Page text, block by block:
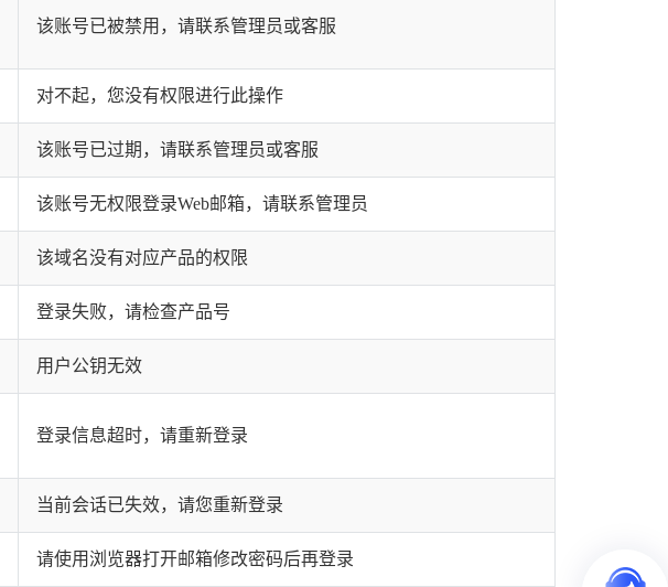
该账号已被禁用，请联系管理员或客服
对不起，您没有权限进行此操作
该账号已过期，请联系管理员或客服
该账号无权限登录Web邮箱，请联系管理员
该域名没有对应产品的权限
登录失败，请检查产品号
用户公钥无效
登录信息超时，请重新登录
当前会话已失效，请您重新登录
请使用浏览器打开邮箱修改密码后再登录